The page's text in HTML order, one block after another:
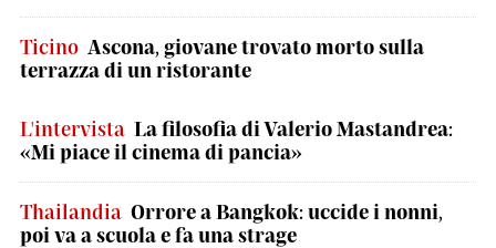
Ticino Ascona, giovane trovato morto sulla
terrazza di un ristorante
L'intervista La filosofia di Valerio Mastandrea:
«Mi piace il cinema di pancia»
Thailandia Orrore a Bangkok: uccide i nonni,
poi va a scuola e fa una strage